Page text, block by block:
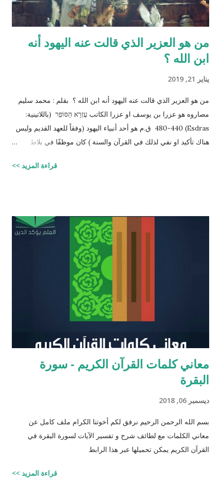
من هو العزير الذي قالت عنه اليهود أنه
ابن الله ؟
يناير 21, 2019
من هو العزير الذي قالت عنه اليهود أنه ابن الله ؟ بقلم : محمد سليم
مصاروه هو عزرا بن يوسف او عزرا الكاتب עֶזְרָא הַסּוֹפֵר (باللاتينية:
Esdras) 480-440 ق.م هو أحد أنبياء اليهود (وفقاً للعهد القديم وليس
هناك تأكيد او نفي لذلك في القرآن والسنة ) كان موظفًا في بلاط
اليهودية وكان ملماً بالتوراة ومدرساً لتعاليمها وكذلك كان كاتباً ماهراً
تعاليمها وطهر المجتمع اليهودي من الزواج المختلط، ولهذه الأسباب
يحتل عزرا الكاتب مكانه عاليه جداً في الإرث الديني اليهود وقصته
مذكوره في ( سفر عزرا ) في العهد القديم ونجد في ملاحق الشروحات
اليهوديه للمشناه والمعروفه باسم ( توسفتا ) תוספתא نجد رأياً يُزعم ان
عزرا الكاتب كان مستحقاً لان تتنزل عليه التوراه لولا ان موسى عليه
السلام سبقه ! כי ראויה הייתה התורה להינתן על י...
قراءة المزيد >>
معاني كلمات القرآن الكريم - سورة
البقرة
ديسمبر 06, 2018
بسم الله الرحمن الرحيم نرفق لكم أخوتنا الكرام ملف كامل عن
معاني الكلمات مع لطائف شرح و تفسير الآيات لسورة البقرة في
القرآن الكريم يمكن تحميلها عبر هذا الرابط
قراءة المزيد >>